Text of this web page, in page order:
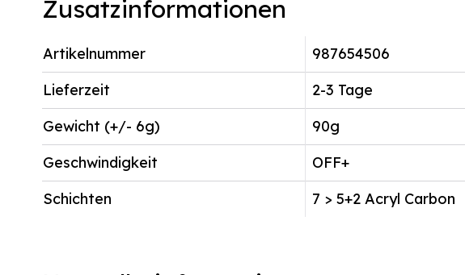
Zusatzinformationen
Artikelnummer
987654506
Lieferzeit
2-3 Tage
Gewicht (+/- 6g)
90g
Geschwindigkeit
OFF+
Schichten
7 > 5+2 Acryl Carbon